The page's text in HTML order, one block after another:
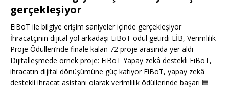
gerçekleşiyor
EiBoT ile bilgiye erişim saniyeler içinde gerçekleşiyor
İhracatçının dijital yol arkadaşı EiBoT ödül getirdi EİB, Verimlilik
Proje Ödülleri’nde finale kalan 72 proje arasında yer aldı
Dijitalleşmede örnek proje: EiBoT Yapay zekâ destekli EiBoT,
ihracatın dijital dönüşümüne güç katıyor EiBoT, yapay zekâ
destekli ihracat asistanı olarak verimlilik ödüllerinde başarı 🟦